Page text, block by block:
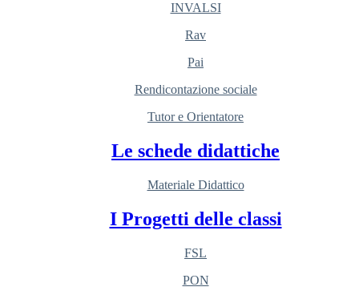
INVALSI
Rav
Pai
Rendicontazione sociale
Tutor e Orientatore
Le schede didattiche
Materiale Didattico
I Progetti delle classi
FSL
PON